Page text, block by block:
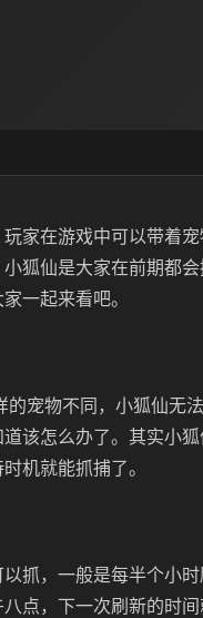
家在游戏中可以带着
狐仙是大家在前期都
一起来看吧。
宠物不同，小狐仙无
该怎么办了。其实小
机就能抓捕了。
抓，一般是每半个小
点，下一次刷新的时